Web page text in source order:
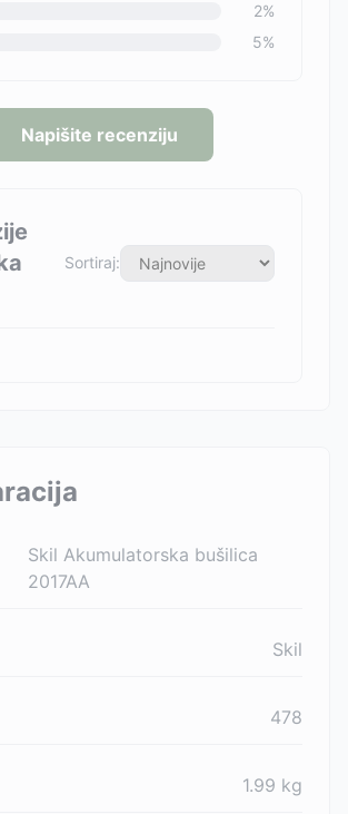
2%
5%
Napišite recenziju
Sortiraj:
Skil Akumulatorska bušilica
2017AA
Skil
478
1.99 kg